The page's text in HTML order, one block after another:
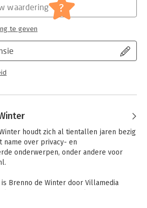
waardering ?
te geven
houdt zich al tientallen jaren bezig
over privacy- en
onderwerpen, onder andere voor
is Brenno de Winter door Villamedia